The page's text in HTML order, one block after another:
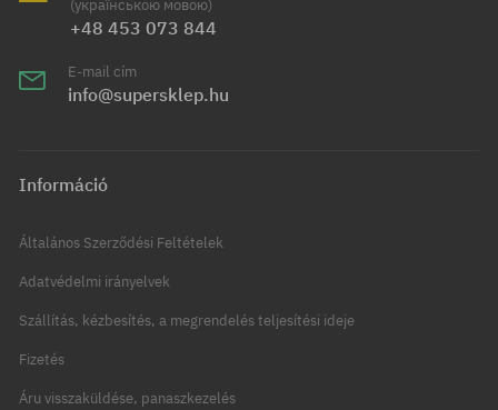
(українською мовою)
+48 453 073 844
E-mail cím
info@supersklep.hu
Információ
Általános Szerződési Feltételek
Adatvédelmi irányelvek
Szállítás, kézbesítés, a megrendelés teljesítési ideje
Fizetés
Áru visszaküldése, panaszkezelés